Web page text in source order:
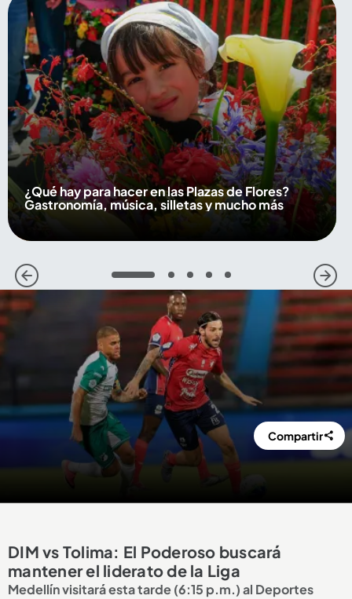
¿Qué hay para hacer en las Plazas de Flores?
Gastronomía, música, silletas y mucho más
1 2 3 4 5
Compartir
DIM vs Tolima: El Poderoso buscará
mantener el liderato de la Liga
Medellín visitará esta tarde (6:15 p.m.) al Deportes